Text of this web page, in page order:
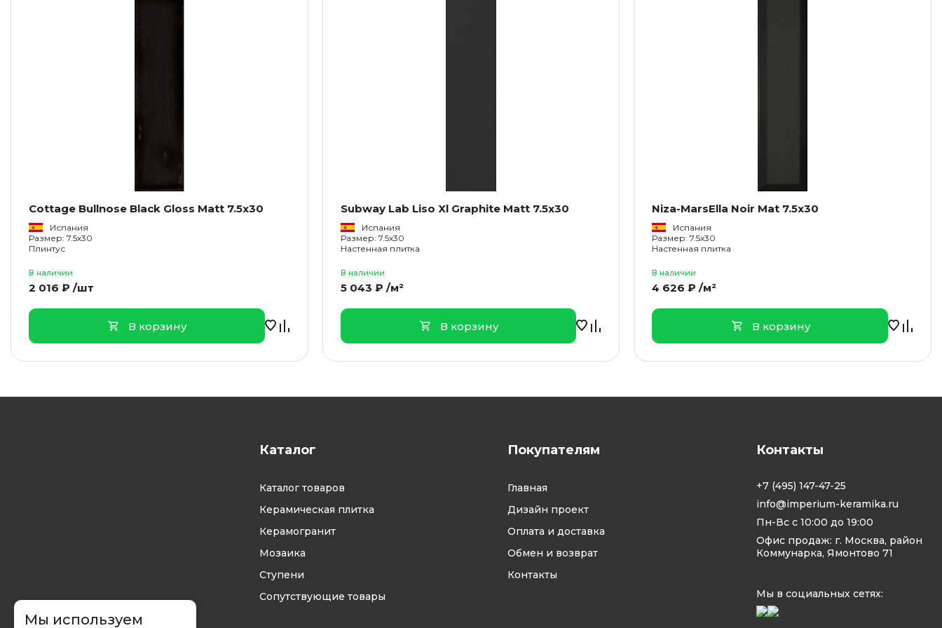
Cottage Bullnose Black Gloss Matt 7.5x30
Испания
Размер: 7.5x30
Плинтус
В наличии
2 016 ₽ /шт
В корзину
Subway Lab Liso Xl Graphite Matt 7.5x30
Испания
Размер: 7.5x30
Настенная плитка
В наличии
5 043 ₽ /м²
В корзину
Niza-MarsElla Noir Mat 7.5x30
Испания
Размер: 7.5x30
Настенная плитка
В наличии
4 626 ₽ /м²
В корзину
Каталог
Каталог товаров
Керамическая плитка
Керамогранит
Мозаика
Ступени
Сопутствующие товары
Покупателям
Главная
Дизайн проект
Оплата и доставка
Обмен и возврат
Контакты
Контакты
+7 (495) 147-47-25
info@imperium-keramika.ru
Пн-Вс с 10:00 до 19:00
Офис продаж: г. Москва, район
Коммунарка, Ямонтово 71
Мы в социальных сетях:
Мы используем